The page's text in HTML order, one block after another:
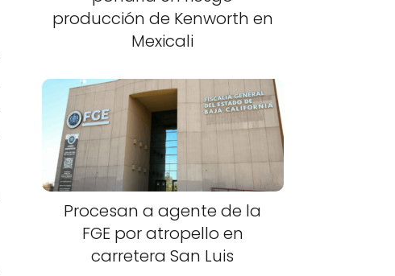
producción de Kenworth en
Mexicali
Procesan a agente de la
FGE por atropello en
carretera San Luis